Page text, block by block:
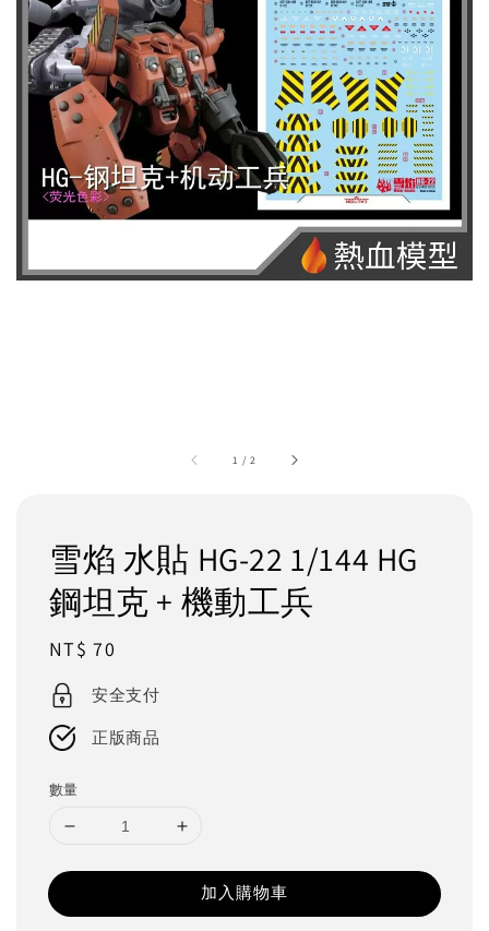
1 /2
雪焰 水貼 HG-22 1/144 HG
鋼坦克 + 機動工兵
Regular
price
NT$ 70
安全支付
正版商品
數量
加入購物車